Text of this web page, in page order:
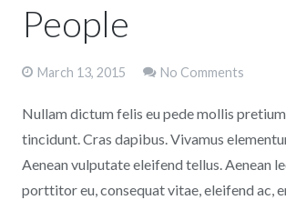
People
March 13, 2015 No Comments
Nullam dictum felis eu pede mollis
tincidunt. Cras dapibus. Vivamus
Aenean vulputate eleifend tellus. Aenean
porttitor eu, consequat vitae, eleifend ac,